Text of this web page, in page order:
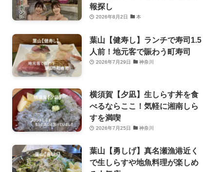
報探し
2026年8月2日 本
葉山【健寿し】ランチで寿司1.5
人前！地元客で賑わう町寿司
2026年7月29日 神奈川
横須賀【夕凪】生しらす丼を食
べるならここ！気軽に湘南しら
すを満喫
2026年7月25日 神奈川
葉山【勇しげ】真名瀬漁港近く
で生しらすや地魚料理が楽しめ